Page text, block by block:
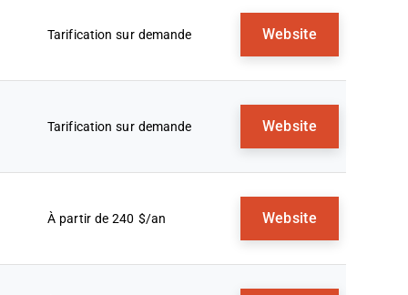
Tarification sur demande Website
Tarification sur demande Website
À partir de 240 $/an Website